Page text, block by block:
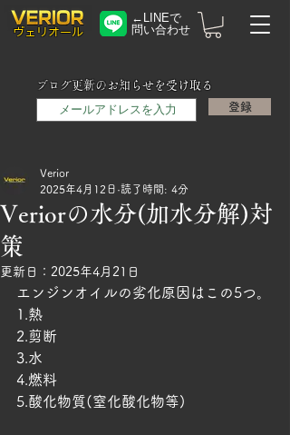
​ヴェリオール
←LINEで
問い合わせ
ブログ更新のお知らせを受け取る
メールアドレス
登録
Veriorの水分(加水分解)対
策
Verior
2025年4月12日 読了時間: 4分
更新日： 2025年4月21日
エンジンオイルの劣化原因はこの5つ。
1.熱
2.剪断
3.水
4.燃料
5.酸化物質(窒化酸化物等)